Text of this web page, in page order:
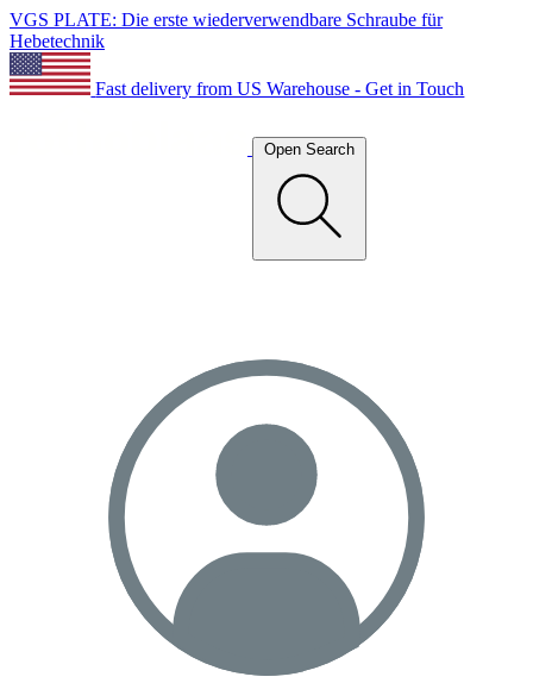
VGS PLATE: Die erste wiederverwendbare Schraube für
Hebetechnik
Fast delivery from US Warehouse - Get in Touch
Open Search